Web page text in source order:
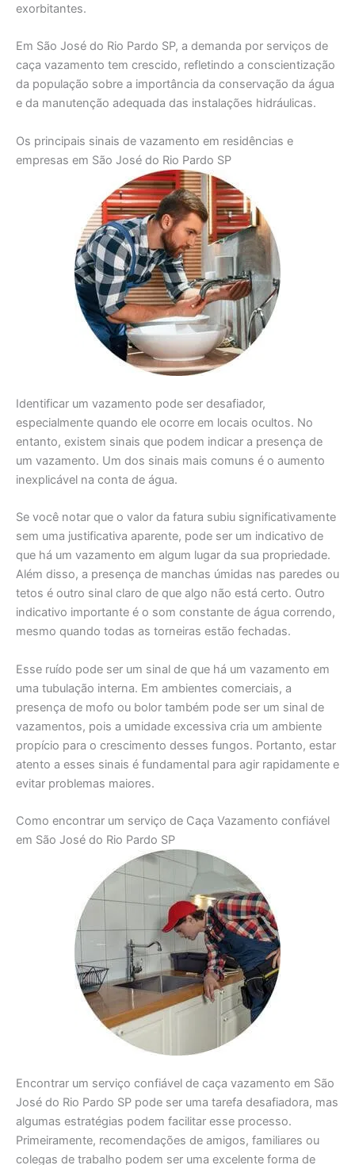
exorbitantes.
Em São José do Rio Pardo SP, a demanda por serviços de
caça vazamento tem crescido, refletindo a conscientização
da população sobre a importância da conservação da água
e da manutenção adequada das instalações hidráulicas.
Os principais sinais de vazamento em residências e
empresas em São José do Rio Pardo SP
Identificar um vazamento pode ser desafiador,
especialmente quando ele ocorre em locais ocultos. No
entanto, existem sinais que podem indicar a presença de
um vazamento. Um dos sinais mais comuns é o aumento
inexplicável na conta de água.
Se você notar que o valor da fatura subiu significativamente
sem uma justificativa aparente, pode ser um indicativo de
que há um vazamento em algum lugar da sua propriedade.
Além disso, a presença de manchas úmidas nas paredes ou
tetos é outro sinal claro de que algo não está certo. Outro
indicativo importante é o som constante de água correndo,
mesmo quando todas as torneiras estão fechadas.
Esse ruído pode ser um sinal de que há um vazamento em
uma tubulação interna. Em ambientes comerciais, a
presença de mofo ou bolor também pode ser um sinal de
vazamentos, pois a umidade excessiva cria um ambiente
propício para o crescimento desses fungos. Portanto, estar
atento a esses sinais é fundamental para agir rapidamente e
evitar problemas maiores.
Como encontrar um serviço de Caça Vazamento confiável
em São José do Rio Pardo SP
Encontrar um serviço confiável de caça vazamento em São
José do Rio Pardo SP pode ser uma tarefa desafiadora, mas
algumas estratégias podem facilitar esse processo.
Primeiramente, recomendações de amigos, familiares ou
colegas de trabalho podem ser uma excelente forma de